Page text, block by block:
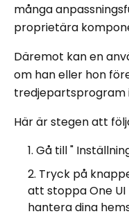
många
proprietära
Däremot kan en
om han eller hon
tredjepartsprogram
Här är stegen att
Gå till "
Tryck på
att stoppa One
hantera dina